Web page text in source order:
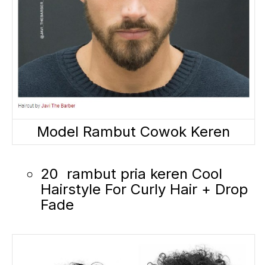
Model Rambut Cowok Keren
20 rambut pria keren Cool
Hairstyle For Curly Hair + Drop
Fade